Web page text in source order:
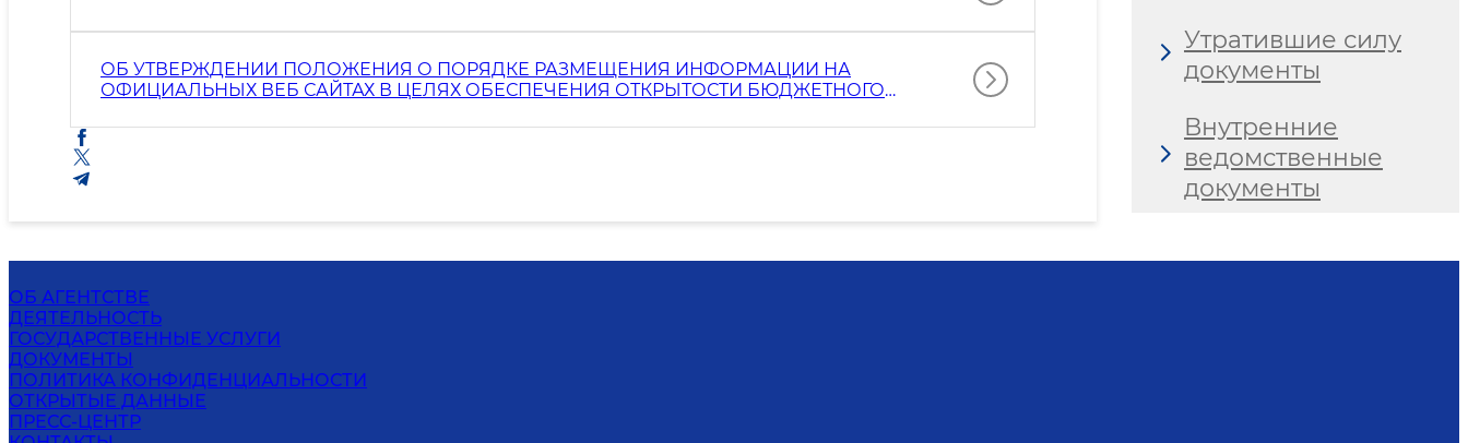
ОБ УТВЕРЖДЕНИИ ПОЛОЖЕНИЯ О ПОРЯДКЕ РАЗМЕЩЕНИЯ ИНФОРМАЦИИ НА
ОФИЦИАЛЬНЫХ ВЕБ САЙТАХ В ЦЕЛЯХ ОБЕСПЕЧЕНИЯ ОТКРЫТОСТИ БЮДЖЕТНОГО
Утратившие силу
документы
Внутренние
ведомственные
документы
ОБ АГЕНТСТВЕ
ДЕЯТЕЛЬНОСТЬ
ГОСУДАРСТВЕННЫЕ УСЛУГИ
ДОКУМЕНТЫ
ПОЛИТИКА КОНФИДЕНЦИАЛЬНОСТИ
ОТКРЫТЫЕ ДАННЫЕ
ПРЕСС-ЦЕНТР